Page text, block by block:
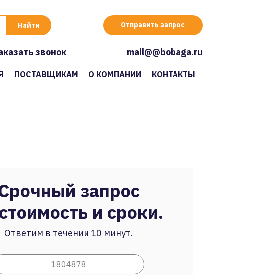
Отправить запрос
звонок mail@@bobaga.ru
ПОСТАВЩИКАМ О КОМПАНИИ КОНТАКТЫ
запрос
и сроки.
Ответим в течении 10 минут.